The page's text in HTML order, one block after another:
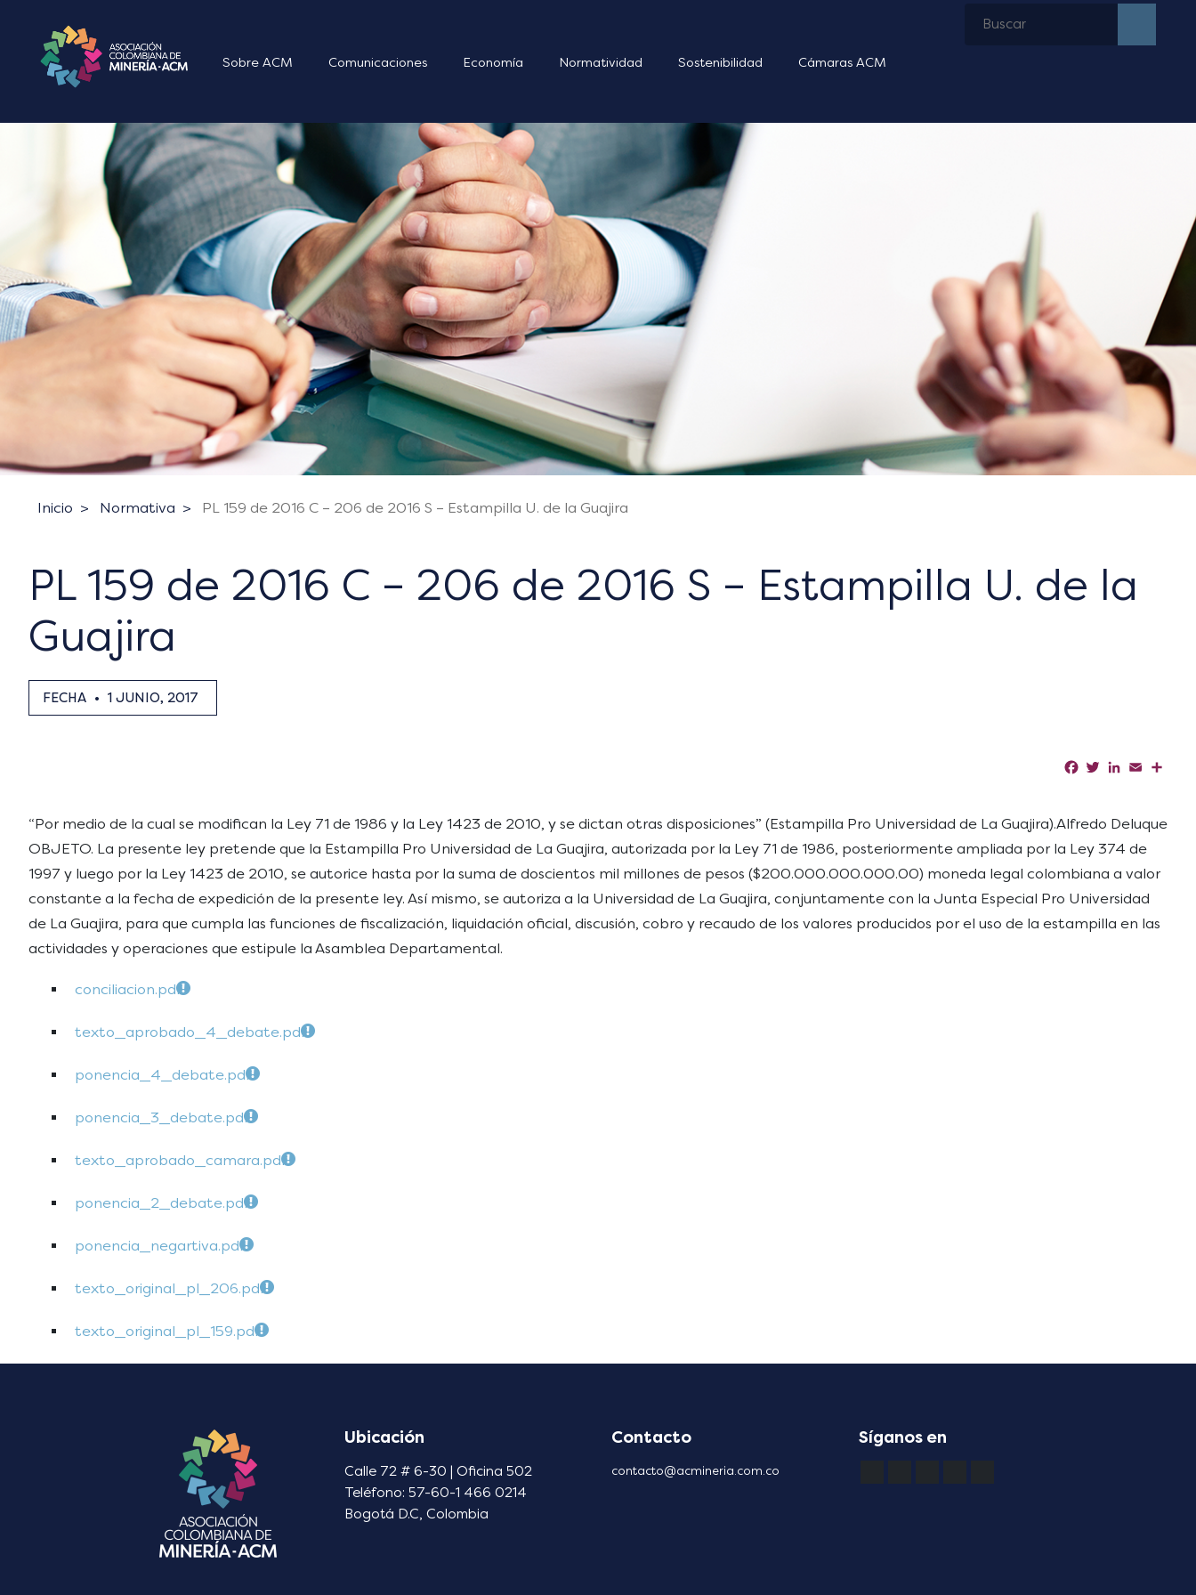
Sobre ACM Comunicaciones Economía Normatividad Sostenibilidad Cámaras ACM
Inicio Normativa PL 159 de 2016 C – 206 de 2016 S – Estampilla U. de la Guajira
PL 159 de 2016 C – 206 de 2016 S – Estampilla U. de la
Guajira
FECHA • 1 JUNIO, 2017
Facebook
TwitterLinkedIn
Email
“Por medio de la cual se modifican la Ley 71 de 1986 y la Ley 1423 de 2010, y se dictan otras disposiciones” (Estampilla Pro Universidad de La Guajira).Alfredo Deluque
OBJETO. La presente ley pretende que la Estampilla Pro Universidad de La Guajira, autorizada por la Ley 71 de 1986, posteriormente ampliada por la Ley 374 de
1997 y luego por la Ley 1423 de 2010, se autorice hasta por la suma de doscientos mil millones de pesos ($200.000.000.000.00) moneda legal colombiana a valor
constante a la fecha de expedición de la presente ley. Así mismo, se autoriza a la Universidad de La Guajira, conjuntamente con la Junta Especial Pro Universidad
de La Guajira, para que cumpla las funciones de fiscalización, liquidación oficial, discusión, cobro y recaudo de los valores producidos por el uso de la estampilla en las
actividades y operaciones que estipule la Asamblea Departamental.
conciliacion.pdf
texto_aprobado_4_debate.pdf
ponencia_4_debate.pdf
ponencia_3_debate.pdf
texto_aprobado_camara.pdf
ponencia_2_debate.pdf
ponencia_negartiva.pdf
texto_original_pl_206.pdf
texto_original_pl_159.pdf
Ubicación
Calle 72 # 6-30 | Oficina 502
Teléfono: 57-60-1 466 0214
Bogotá D.C, Colombia
Contacto
contacto@acmineria.com.co
Síganos en